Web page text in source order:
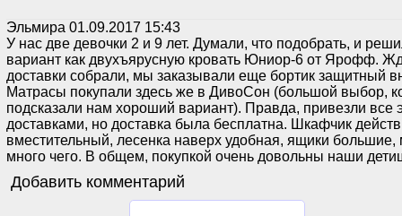
Эльмира 01.09.2017 15:43
У нас две девочки 2 и 9 лет. Думали, что подобрать, и
вариант как двухъярусную кровать Юниор-6 от Ярофф.
доставки собрали, мы заказывали еще бортик защитный
Матрасы покупали здесь же в ДивоСон (большой выбор,
подсказали нам хороший вариант). Правда, привезли все
доставками, но доставка была бесплатна. Шкафчик
вместительный, лесенка наверх удобная, ящики
много чего. В общем, покупкой очень довольны наши
Добавить комментарий